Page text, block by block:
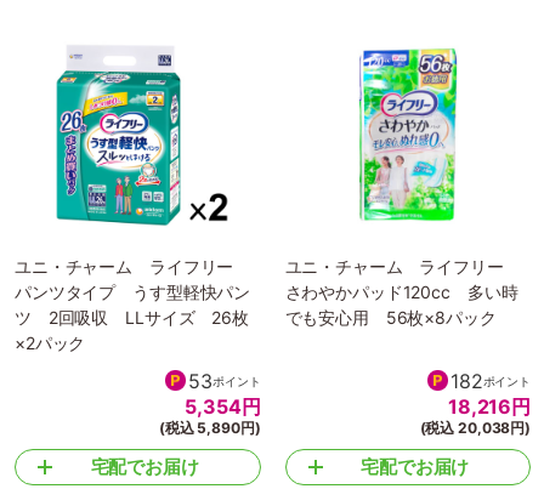
ユニ・チャーム ライフリー
パンツタイプ うす型軽快パン
ツ 2回吸収 LLサイズ 26枚
×2パック
53ポイント
5,354円
(税込 5,890円)
宅配でお届け
ユニ・チャーム ライフリー
さわやかパッド120cc 多い時
でも安心用 56枚×8パック
182ポイント
18,216 円
(税込 20,038円)
宅配でお届け